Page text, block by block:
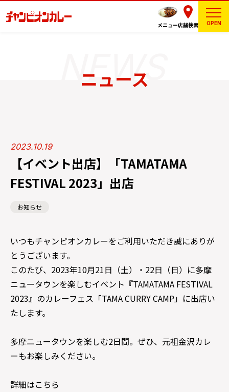
メニュー店舗検索 OPEN
ニュース
2023.10.19
【イベント出店】「TAMATAMA
FESTIVAL 2023」出店
お知らせ
いつもチャンピオンカレーをご利用いただき誠にありが
とうございます。
このたび、2023年10月21日（土）・22日（日）に多摩
ニュータウンを楽しむイベント『TAMATAMA FESTIVAL
2023』のカレーフェス「TAMA CURRY CAMP」に出店い
たします。
多摩ニュータウンを楽しむ2日間。ぜひ、元祖金沢カレ
ーもお楽しみください。
詳細はこちら